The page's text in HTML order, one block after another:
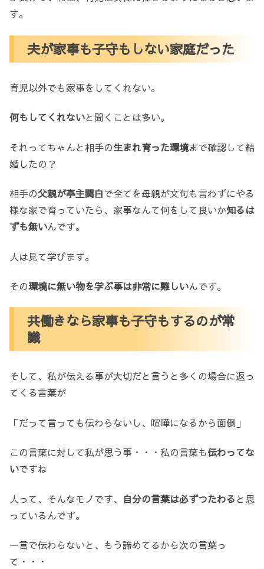
す。
夫が家事も子守もしない家庭だった
育児以外でも家事をしてくれない。
何もしてくれないと聞くことは多い。
それってちゃんと相手の生まれ育った環境まで確認して結
婚したの？
相手の父親が亭主関白で全てを母親が文句も言わずにやる
様な家で育っていたら、家事なんて何をして良いか知るは
ずも無いんです。
人は見て学びます。
その環境に無い物を学ぶ事は非常に難しいんです。
共働きなら家事も子守もするのが常
識
そして、私が伝える事が大切だと言うと多くの場合に返っ
てくる言葉が
「だって言っても伝わらないし、喧嘩になるから面倒」
この言葉に対して私が思う事・・・私の言葉も伝わってな
いですね
人って、そんなモノです、 自分の言葉は必ずつたわると思
っているんです。
一言で伝わらないと、もう諦めてるから次の言葉っ
て・・・